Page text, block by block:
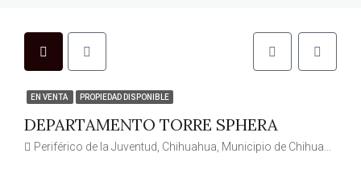
EN VENTA PROPIEDAD DISPONIBLE
DEPARTAMENTO TORRE SPHERA
Periférico de la Juventud, Chihuahua, Municipio de Chihuahua, Chihuahua, 31123, México